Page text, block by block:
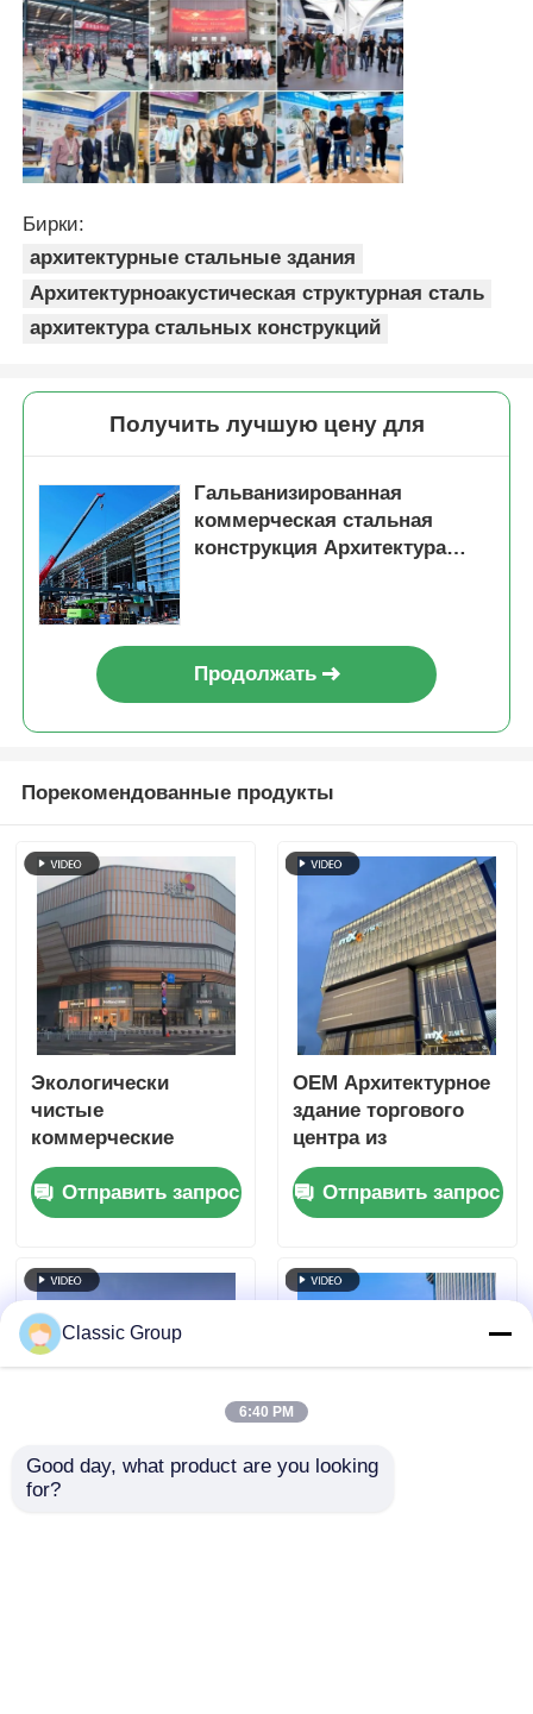
Стальная конструкция из готовой стали
Бирки:
архитектурные стальные здания
Архитектурноакустическая структурная сталь
архитектура стальных конструкций
Получить лучшую цену для
Гальванизированная
коммерческая стальная
конструкция Архитектура
Продолжать
Порекомендованные продукты
Экологически
чистые
коммерческие
стальные
конструкции
Архитектура
Торговый центр
Отправить запрос
OEM Архитектурное
здание торгового
центра из
холодногнутой
стальной
конструкции
Отправить запрос
Коммерческие
Classic Group
6:40 PM
Good day, what product are you looking
for?